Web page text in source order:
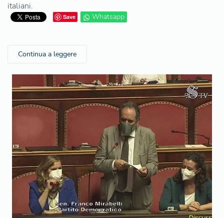
italiani.
Save Whatsapp
Continua a leggere